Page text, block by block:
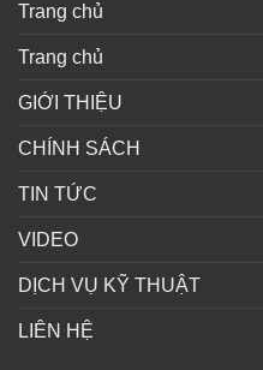
Trang chủ
Trang chủ
GIỚI THIỆU
CHÍNH SÁCH
TIN TỨC
VIDEO
DỊCH VỤ KỸ THUẬT
LIÊN HỆ